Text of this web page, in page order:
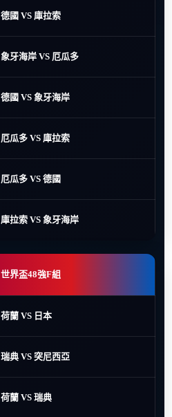
德國 VS 庫拉索
象牙海岸 VS 厄瓜多
德國 VS 象牙海岸
厄瓜多 VS 庫拉索
厄瓜多 VS 德國
庫拉索 VS 象牙海岸
世界盃48強F組
荷蘭 VS 日本
瑞典 VS 突尼西亞
荷蘭 VS 瑞典